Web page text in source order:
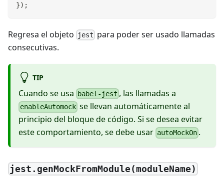
}) ;
Regresa el objeto jest para poder ser usado llamadas
consecutivas.
TIP
Cuando se usa babel-jest , las llamadas a
enableAutomock se llevan automáticamente al
principio del bloque de código. Si se desea evitar
este comportamiento, se debe usar autoMockOn .
jest.genMockFromModule(moduleName)